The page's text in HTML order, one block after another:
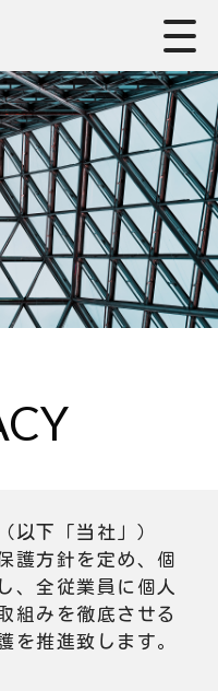
以下「当社」）
護方針を定め、個
、全従業員に個人
組みを徹底させる
を推進致します。